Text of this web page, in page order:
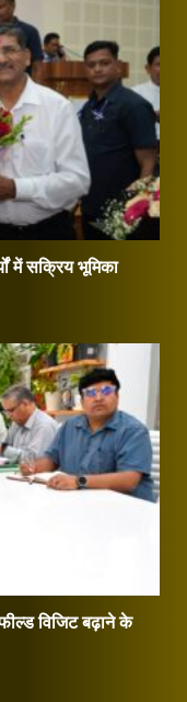
में सक्रिय भूमिका
विजिट बढ़ाने के